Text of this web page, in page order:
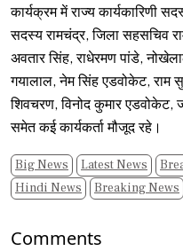
कार्यक्रम में राज्य कार्यकारिणी
सदस्य रामचंद्र, जिला सहसचिव
अवतार सिंह, राधेरमण पांडे,
गयालाल, नेम सिंह एडवोकेट,
शिवचरण, विनोद कुमार एडवोकेट,
समेत कई कार्यकर्ता मौजूद रहे।
Big News Latest News
Hindi News
Breaking News
Comments